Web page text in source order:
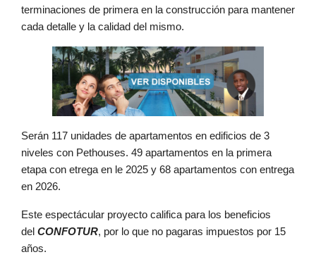
terminaciones de primera en la construcción para mantener
cada detalle y la calidad del mismo.
Serán 117 unidades de apartamentos en edificios de 3
niveles con Pethouses. 49 apartamentos en la primera
etapa con etrega en le 2025 y 68 apartamentos con entrega
en 2026.
Este espectácular proyecto califica para los beneficios
del CONFOTUR, por lo que no pagaras impuestos por 15
años.